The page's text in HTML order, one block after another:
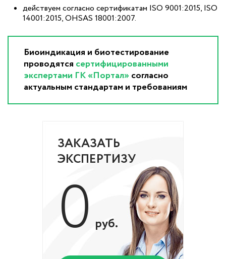
действуем согласно сертификатам ISO 9001:2015, ISO
14001:2015, OHSAS 18001:2007.
Биоиндикация и биотестирование
проводятся сертифицированными
экспертами ГК «Портал»согласно
актуальным стандартам и требованиям
ЗАКАЗАТЬ
ЭКСПЕРТИЗУ
0 руб.